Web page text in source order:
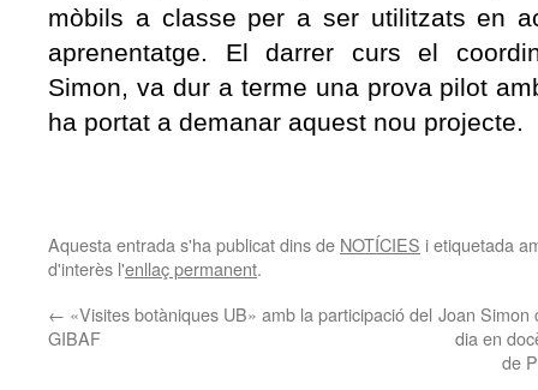
mòbils a classe per a ser utilitzats en
aprenentatge. El darrer curs el
Simon, va dur a terme una prova pilot
ha portat a demanar aquest nou projecte.
Aquesta entrada s'ha publicat dins de NOTÍCIES i etiquetada
d'interès l'enllaç permanent.
← «Visites botàniques UB» amb la participació del
GIBAF
Joan Simon
dia en
de